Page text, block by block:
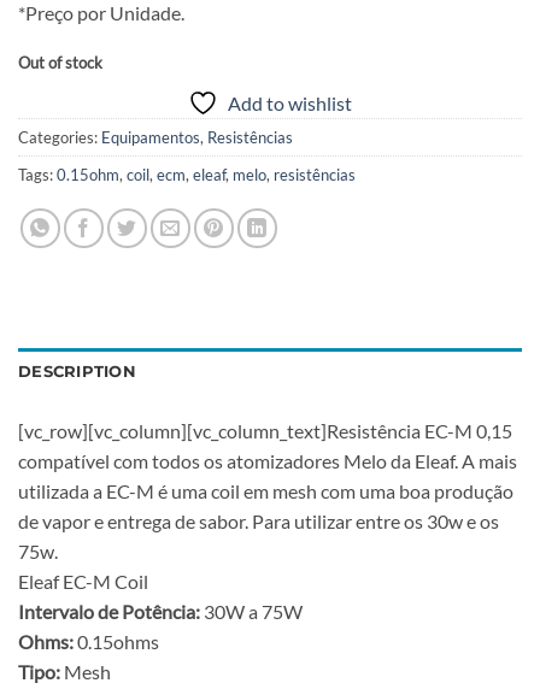
*Preço por Unidade.
Out of stock
Add to wishlist
Categories: Equipamentos, Resistências
Tags:0.15ohm, coil, ecm, eleaf, melo, resistências
DESCRIPTION
[vc_row][vc_column][vc_column_text]Resistência EC-M 0,15
compatível com todos os atomizadores Melo da Eleaf. A mais
utilizada a EC-M é uma coil em mesh com uma boa produção
de vapor e entrega de sabor. Para utilizar entre os 30w e os
75w.
Eleaf EC-M Coil
Intervalo de Potência: 30W a 75W
Ohms:0.15ohms
Tipo: Mesh